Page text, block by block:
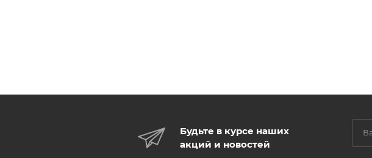
Будьте в курсе наших
акций и новостей